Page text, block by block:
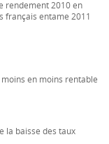
rendement 2010 en
français entame 2011
en moins rentable
la baisse des taux